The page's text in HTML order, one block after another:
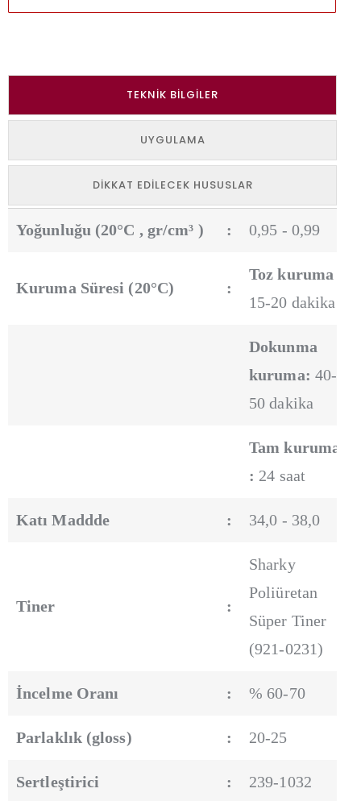
TEKNIK BILGILER
UYGULAMA
DIKKAT EDILECEK HUSUSLAR
Yoğunluğu (20°C , gr/cm³ ) : 0,95 - 0,99
Kuruma Süresi (20°C) :
Toz kuruma :
15-20 dakika
Dokunma
kuruma: 40-
50 dakika
Tam kuruma
: 24 saat
Katı Maddde : 34,0 - 38,0
Tiner :
Sharky
Poliüretan
Süper Tiner
(921-0231)
İncelme Oranı : % 60-70
Parlaklık (gloss) : 20-25
Sertleştirici : 239-1032